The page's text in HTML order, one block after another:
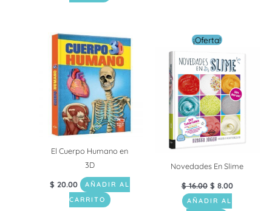
El Cuerpo Humano en
3D
$ 20.00
AÑADIR AL
CARRITO
¡Oferta!
Novedades En Slime
$16.00
El
precio
original
era:
$ 16.00.
$ 8.00
actual
es:
$ 8.00.
AÑADIR AL